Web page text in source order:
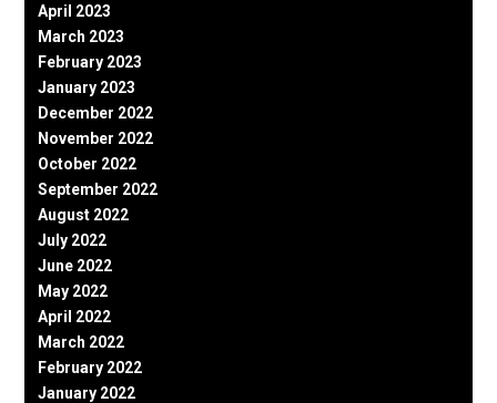
April 2023
March 2023
February 2023
January 2023
December 2022
November 2022
October 2022
September 2022
August 2022
July 2022
June 2022
May 2022
April 2022
March 2022
February 2022
January 2022